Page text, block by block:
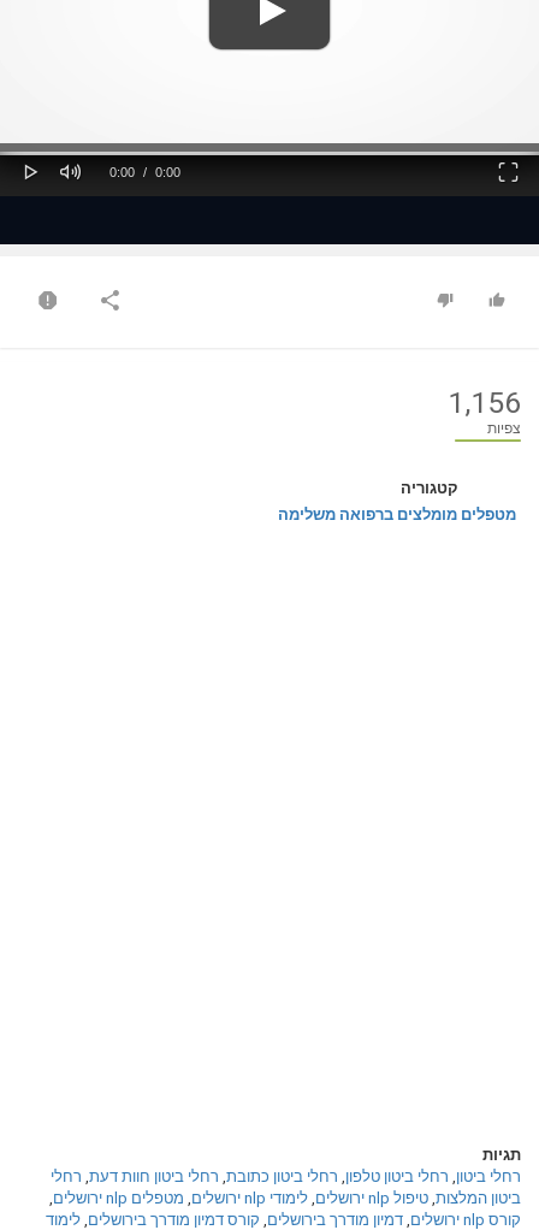
Play Mute
Current
0:00 /
Duration
0:00
Fullscreen
1,156
צפיות
קטגוריה
מטפלים מומלצים ברפואה משלימה
תגיות
רחלי ביטון, רחלי ביטון טלפון, רחלי ביטון כתובת, רחלי ביטון חוות דעת, רחלי
ביטון המלצות, טיפול nlp ירושלים , לימודי nlp ירושלים , מטפלים nlp ירושלים
,
קורס nlp ירושלים
, דמיון מודרך בירושלים, קורס דמיון מודרך בירושלים, לימוד